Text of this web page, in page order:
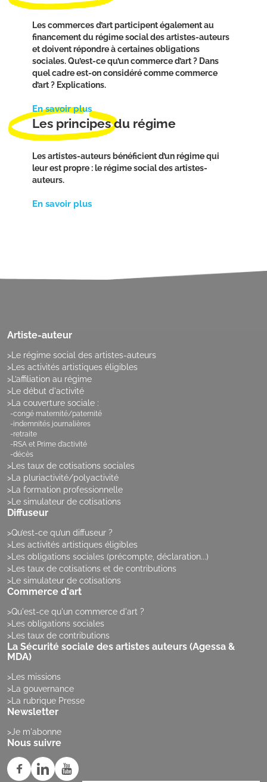
Les commerces d’art participent également au
financement du régime social des artistes-auteurs
et doivent répondre à certaines obligations
sociales. Qu’est-ce qu’un commerce d’art ? Dans
quel cadre est-on considéré comme commerce
d’art ? Explications.
En savoir plus
Les principes du régime
Les artistes-auteurs bénéficient d’un régime qui
leur est propre : le régime social des artistes-
auteurs.
En savoir plus
Artiste-auteur
Le régime social des artistes-auteurs
Les activités artistiques éligibles
L’affiliation au régime
Le début d'activité
La couverture sociale :
congé maternité/paternité
indemnités journalières
retraite
RSA et Prime d’activité
décès
Les taux de cotisations sociales
La pluriactivité/polyactivité
La formation professionnelle
Le simulateur de cotisations
Diffuseur
Qu’est-ce qu’un diffuseur ?
Les activités artistiques éligibles
Les obligations sociales (précompte, déclaration...)
Les taux de cotisations et de contributions
Le simulateur de cotisations
Commerce d'art
Qu'est-ce qu'un commerce d'art ?
Les obligations sociales
Les taux de contributions
La Sécurité sociale des artistes auteurs (Agessa &
MDA)
Les missions
La gouvernance
La rubrique Presse
Newsletter
Je m'abonne
Nous suivre